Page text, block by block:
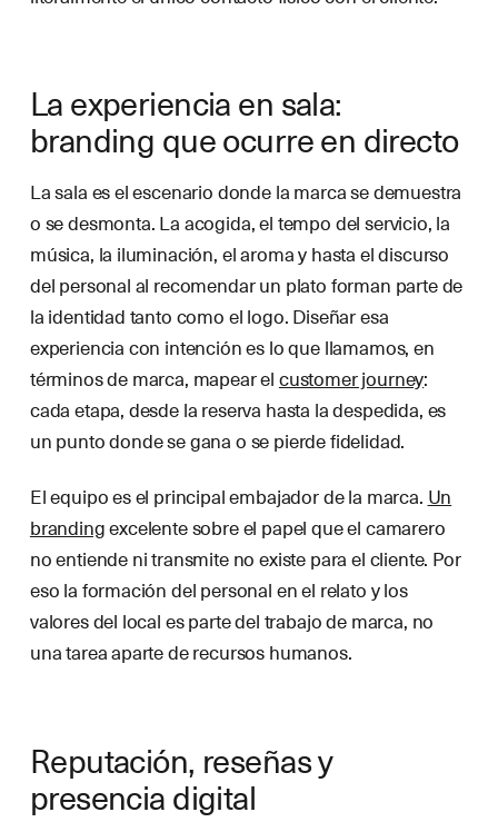
La experiencia en sala:
branding que ocurre en directo
La sala es el escenario donde la marca se demuestra
o se desmonta. La acogida, el tempo del servicio, la
música, la iluminación, el aroma y hasta el discurso
del personal al recomendar un plato forman parte de
la identidad tanto como el logo. Diseñar esa
experiencia con intención es lo que llamamos, en
términos de marca, mapear elcustomer journey:
cada etapa, desde la reserva hasta la despedida, es
un punto donde se gana o se pierde fidelidad.
El equipo es el principal embajador de la marca. Un
brandingexcelente sobre el papel que el camarero
no entiende ni transmite no existe para el cliente. Por
eso la formación del personal en el relato y los
valores del local es parte del trabajo de marca, no
una tarea aparte de recursos humanos.
Reputación, reseñas y
presencia digital